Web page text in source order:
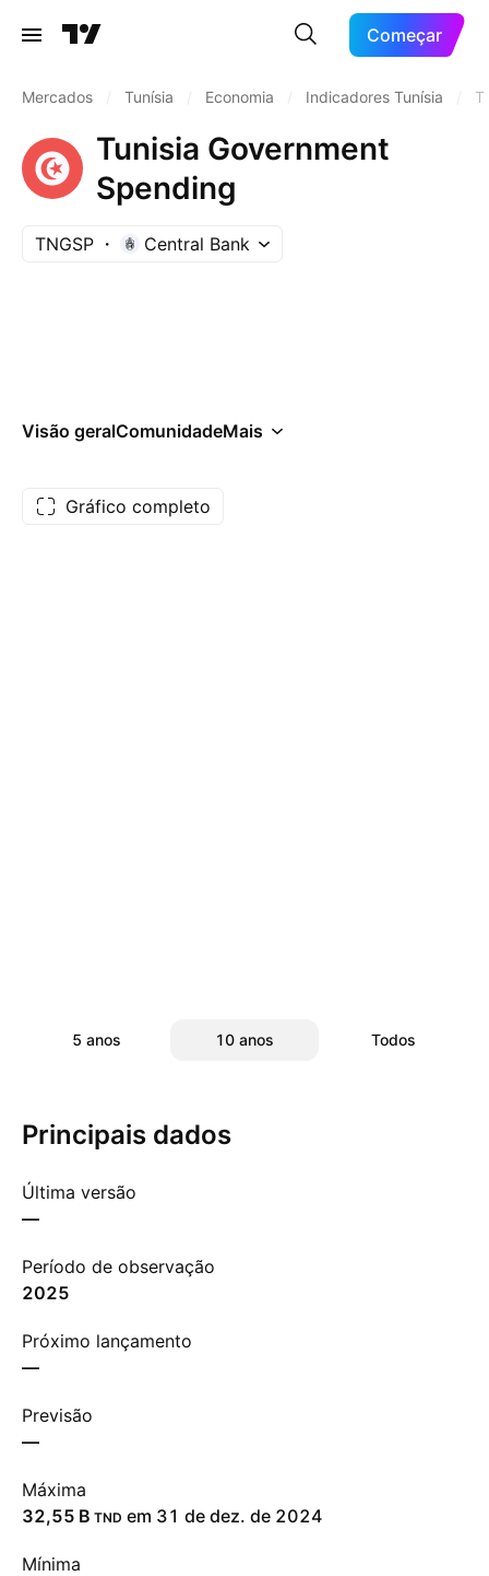
Começar
Mercados Tunísia Economia Indicadores Tunísia
Tunisia Government
Spending
TNGSP Central Bank
Visão geralComunidadeMais
Gráfico completo
5 anos 10 anos Todos
Principais dados
Última versão
—
Período de observação
2025
Próximo lançamento
—
Previsão
—
Máxima
‪32,55 B‬ TND em 31 de dez. de 2024
Mínima